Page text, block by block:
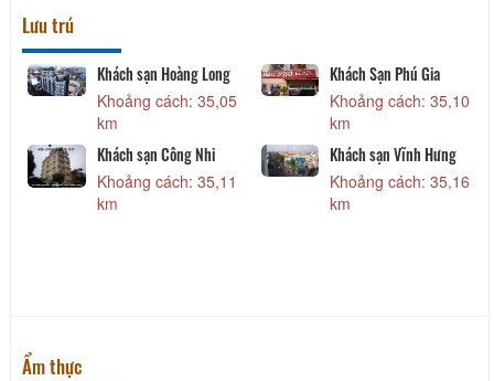
Lưu trú
Khách sạn Hoàng Long
Khoảng cách: 35,05
km
Khách Sạn Phú Gia
Khoảng cách: 35,10
km
Khách sạn Công Nhi
Khoảng cách: 35,11
km
Khách sạn Vĩnh Hưng
Khoảng cách: 35,16
km
Ẩm thực